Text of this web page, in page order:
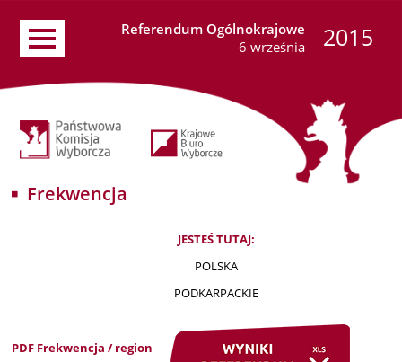
Referendum Ogólnokrajowe
6 września
2015
Frekwencja
JESTEŚ TUTAJ:
POLSKA
PODKARPACKIE
PDF Frekwencja / region